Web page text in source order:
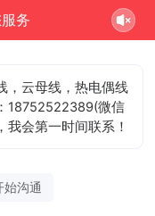
务
，云母线，热电偶线
18752522389(微信
会第一时间联系！
沟通